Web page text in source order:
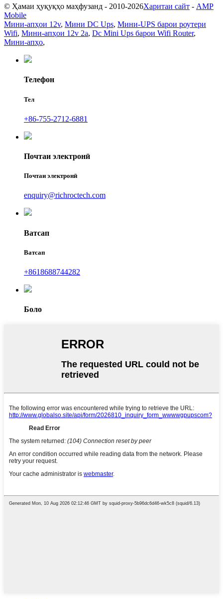
© Ҳамаи ҳуқуқҳо маҳфузанд - 2010-2026Харитаи сайт - AMP
Mobile
Мини-апҳои 12v, Мини DC Ups, Мини-UPS барои роутери
Wifi, Мини-апҳои 12v 2a, Dc Mini Ups барои Wifi Router,
Мини-апҳо,
Телефон
Тел
+86-755-2712-6881
Почтаи электронӣ
Почтаи электронӣ
enquiry@richroctech.com
Ватсап
Ватсап
+8618688744282
Боло